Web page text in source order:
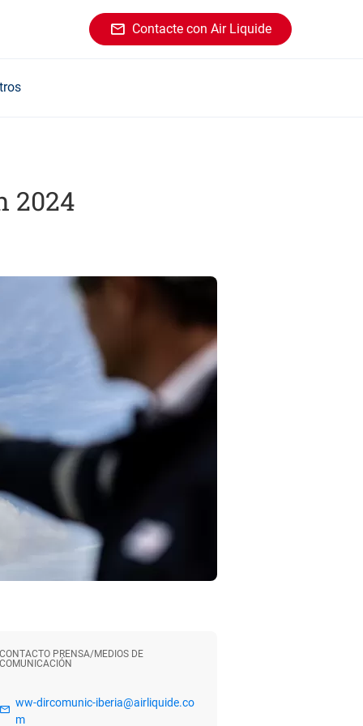
Contacte con Air Liquide
2024
CONTACTO PRENSA/MEDIOS DE
COMUNICACIÓN
ww-dircomunic-iberia@airliquide.co
m